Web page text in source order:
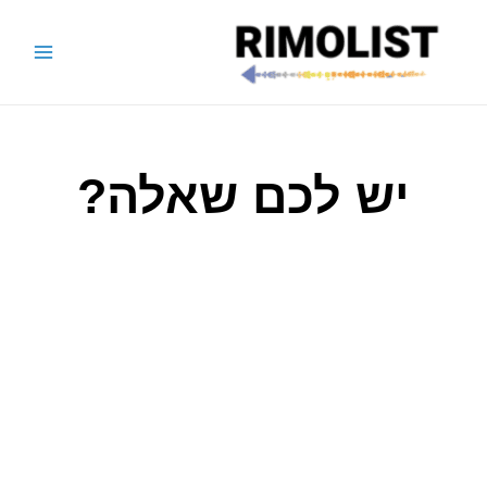
יש לכם שאלה?